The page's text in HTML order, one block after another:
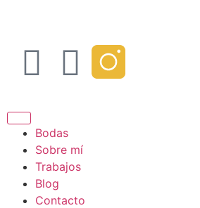
Bodas
Sobre mí
Trabajos
Blog
Contacto